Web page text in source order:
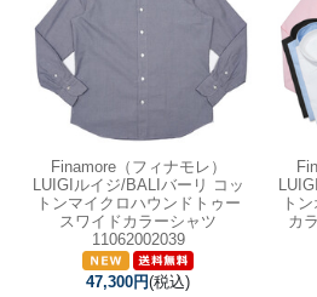
Finamore（フィナモレ）
LUIGIルイジ/BALIバーリ コッ
トンマイクロハウンドトゥー
スワイドカラーシャツ
11062002039
47,300円(税込)
ト
カ